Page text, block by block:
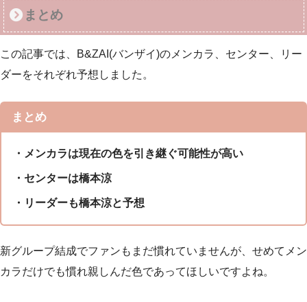
まとめ
この記事では、B&ZAI(バンザイ)のメンカラ、センター、リー
ダーをそれぞれ予想しました。
まとめ
・メンカラは現在の色を引き継ぐ可能性が高い
・センターは橋本涼
・リーダーも橋本涼と予想
新グループ結成でファンもまだ慣れていませんが、せめてメン
カラだけでも慣れ親しんだ色であってほしいですよね。